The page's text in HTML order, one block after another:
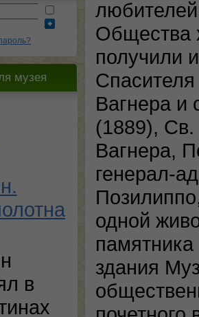
музея
в
Общества
получили
Вагнера
(1889),
Вагнера,
генерал-
одной
здания